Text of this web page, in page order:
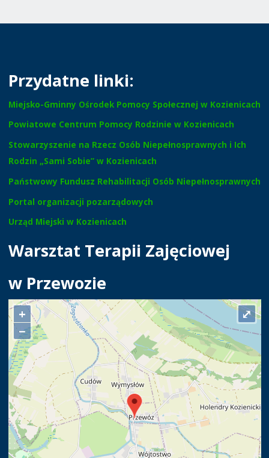
Przydatne linki:
Miejsko-Gminny Ośrodek Pomocy Społecznej w Kozienicach
Powiatowe Centrum Pomocy Rodzinie w Kozienicach
Stowarzyszenie na Rzecz Osób Niepełnosprawnych i Ich
Rodzin „Sami Sobie” w Kozienicach
Państwowy Fundusz Rehabilitacji Osób Niepełnosprawnych
Portal organizacji pozarządowych
Urząd Miejski w Kozienicach
Warsztat Terapii Zajęciowej
w Przewozie
+
−
⤢